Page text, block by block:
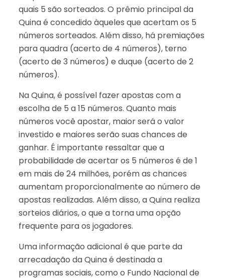
quais 5 são sorteados. O prêmio principal da
Quina é concedido àqueles que acertam os 5
números sorteados. Além disso, há premiações
para quadra (acerto de 4 números), terno
(acerto de 3 números) e duque (acerto de 2
números).
Na Quina, é possível fazer apostas com a
escolha de 5 a 15 números. Quanto mais
números você apostar, maior será o valor
investido e maiores serão suas chances de
ganhar. É importante ressaltar que a
probabilidade de acertar os 5 números é de 1
em mais de 24 milhões, porém as chances
aumentam proporcionalmente ao número de
apostas realizadas. Além disso, a Quina realiza
sorteios diários, o que a torna uma opção
frequente para os jogadores.
Uma informação adicional é que parte da
arrecadação da Quina é destinada a
programas sociais, como o Fundo Nacional de